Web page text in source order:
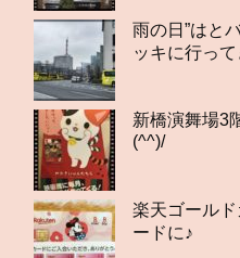
雨の日”はと
ッキに行っ
新橋演舞場3
(^^)/
楽天ゴール
ードに♪